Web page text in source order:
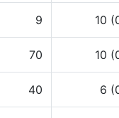
9 10
70 10
40 6